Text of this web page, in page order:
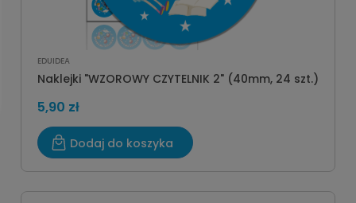
EDUIDEA
Naklejki "WZOROWY CZYTELNIK 2" (40mm, 24 szt.)
5,90 zł
Dodaj do koszyka